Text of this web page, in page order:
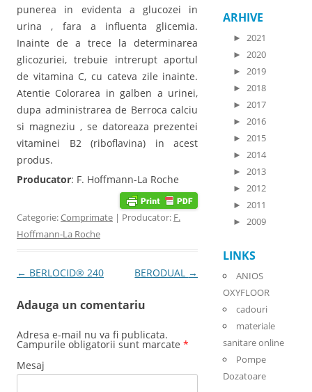
punerea in evidenta a glucozei in
urina , fara a influenta glicemia.
Inainte de a trece la determinarea
glicozuriei, trebuie intrerupt aportul
de vitamina C, cu cateva zile inainte.
Atentie Colorarea in galben a urinei,
dupa administrarea de Berroca calciu
si magneziu , se datoreaza prezentei
vitaminei B2 (riboflavina) in acest
produs.
Producator: F. Hoffmann-La Roche
Categorie:Comprimate | Producator: F.
Hoffmann-La Roche
Post navigation
← BERLOCID® 240 BERODUAL →
Adauga un comentariu
Adresa e-mail nu va fi publicata.
Campurile obligatorii sunt marcate *
Mesaj
ARHIVE
► 2021
► 2020
► 2019
► 2018
► 2017
► 2016
► 2015
► 2014
► 2013
► 2012
► 2011
► 2009
LINKS
ANIOS
OXYFLOOR
cadouri
materiale
sanitare online
Pompe
Dozatoare